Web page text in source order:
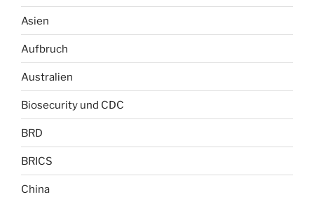
Asien
Aufbruch
Australien
Biosecurity und CDC
BRD
BRICS
China